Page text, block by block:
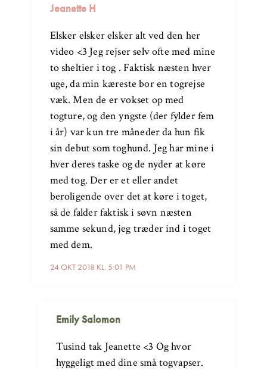
Jeanette H
24 OKT 2018 KL. 5:01 PM
Elsker elsker elsker alt ved den her
video <3 Jeg rejser selv ofte med mine
to sheltier i tog . Faktisk næsten hver
uge, da min kæreste bor en togrejse
væk. Men de er vokset op med
togture, og den yngste (der fylder fem
i år) var kun tre måneder da hun fik
sin debut som toghund. Jeg har mine i
hver deres taske og de nyder at køre
med tog. Der er et eller andet
beroligende over det at køre i toget,
så de falder faktisk i søvn næsten
samme sekund, jeg træder ind i toget
med dem.
Emily Salomon
Tusind tak Jeanette <3 Og hvor
hyggeligt med dine små togvapser.